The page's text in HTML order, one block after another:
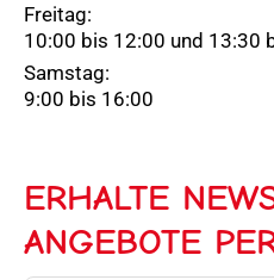
Freitag:
10:00 bis 12:00 und 13:30
Samstag:
9:00 bis 16:00
ERHALTE
ANGEBOTE